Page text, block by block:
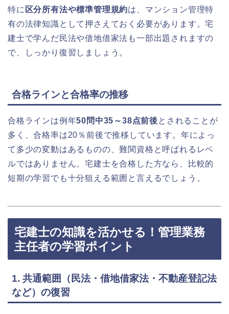
特に 区分所有法や標準管理規約は、マンション管理特
有の法律知識として押さえておく必要があります。宅
建士で学んだ民法や借地借家法も一部出題されますの
で、しっかり復習しましょう。
合格ラインと合格率の推移
合格ラインは例年50問中35～38点前後とされることが
多く、合格率は20％前後で推移しています。年によっ
て多少の変動はあるものの、難関資格と呼ばれるレベ
ルではありません。宅建士を合格した方なら、比較的
短期の学習でも十分狙える範囲と言えるでしょう。
宅建士の知識を活かせる！管理業務
主任者の学習ポイント
1. 共通範囲（民法・借地借家法・不動産登記法
など）の復習